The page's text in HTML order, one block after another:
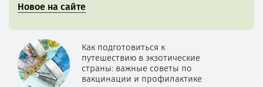
Новое на сайте
Как подготовиться к
путешествию в экзотические
страны: важные советы по
вакцинации и профилактике